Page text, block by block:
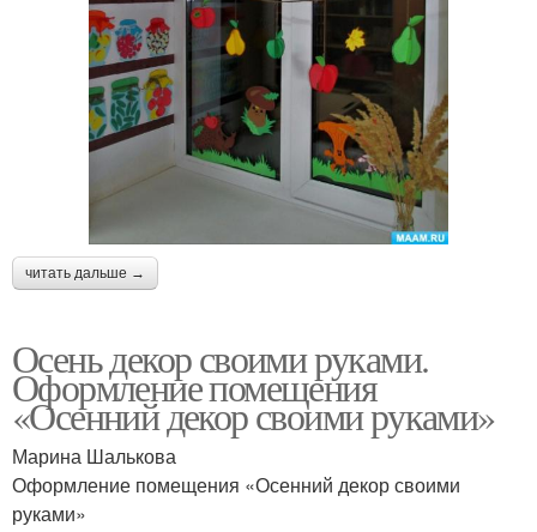
читать дальше →
Осень декор своими руками.
Оформление помещения
«Осенний декор своими руками»
Марина Шалькова
Оформление помещения «Осенний декор своими
руками»